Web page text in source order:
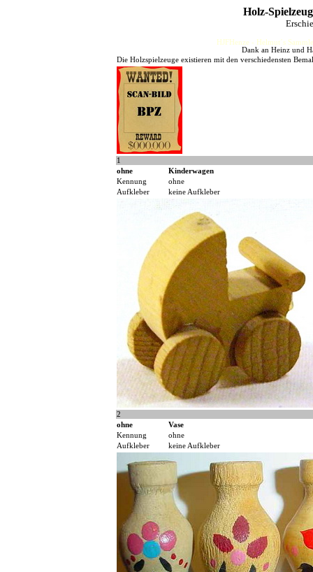
Holz-
HJFHenze - Helmut´s
Dank an Heinz und
Die Holzspielzeuge existieren mit den verschiedensten
1
ohne
Kinderwagen
Kennung
ohne
Aufkleber
keine Aufkleber
2
ohne
Vase
Kennung
ohne
Aufkleber
keine Aufkleber